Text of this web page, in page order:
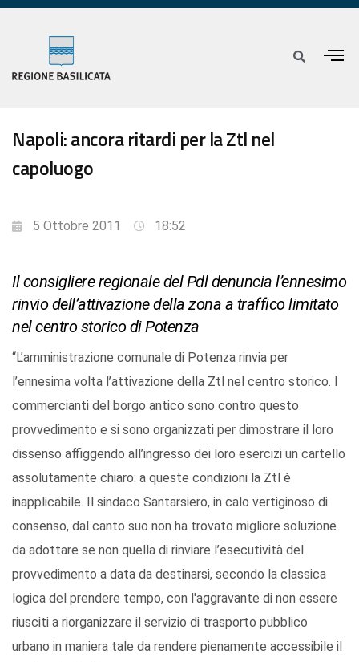
Napoli: ancora ritardi per la Ztl nel
capoluogo
5 Ottobre 2011 18:52
Il consigliere regionale del Pdl denuncia l’ennesimo
rinvio dell’attivazione della zona a traffico limitato
nel centro storico di Potenza
“L’amministrazione comunale di Potenza rinvia per
l’ennesima volta l’attivazione della Ztl nel centro storico. I
commercianti del borgo antico sono contro questo
provvedimento e si sono organizzati per dimostrare il loro
dissenso affiggendo all’ingresso dei loro esercizi un cartello
assolutamente chiaro: a queste condizioni la Ztl è
inapplicabile. Il sindaco Santarsiero, in calo vertiginoso di
consenso, dal canto suo non ha trovato migliore soluzione
da adottare se non quella di rinviare l’esecutività del
provvedimento a data da destinarsi, secondo la classica
logica del prendere tempo, con l'aggravante di non essere
riusciti a riorganizzare il servizio di trasporto pubblico
urbano in maniera tale da rendere pienamente accessibile il